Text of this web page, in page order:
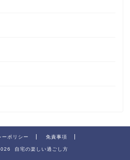
ーポリシー 免責事項
自宅の楽しい過ごし方